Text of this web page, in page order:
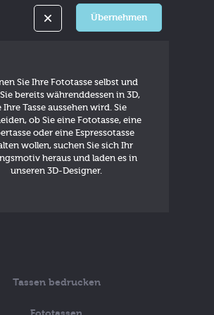
Übernehmen
Sie Ihre Fototasse selbst und
bereits währenddessen in 3D,
Ihre Tasse aussehen wird. Sie
ob Sie eine Fototasse, eine
oder eine Espressotasse
wollen, suchen Sie sich Ihr
heraus und laden es in
unseren 3D-Designer.
Tassen bedrucken